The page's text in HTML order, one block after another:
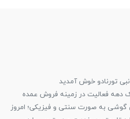
تورنادو خوش آمدید
دهه فعالیت در زمینه فروش عمده
گوشی به صورت سنتی و فیزیکی؛ امروز